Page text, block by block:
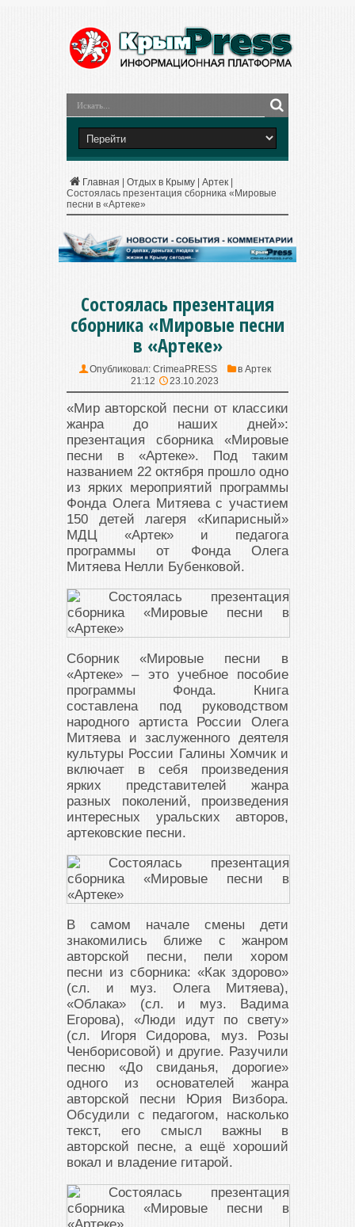
Главная Отдых в Крыму Артек
Состоялась презентация сборника «Мировые
песни в «Артеке»
Состоялась презентация
сборника «Мировые песни
в «Артеке»
Опубликовал: CrimeaPRESS в Артек
21:12
23.10.2023
«Мир авторской песни от классики
жанра до наших дней»:
презентация сборника «Мировые
песни в «Артеке». Под таким
названием 22 октября прошло одно
из ярких мероприятий программы
Фонда Олега Митяева с участием
150 детей лагеря «Кипарисный»
МДЦ «Артек» и педагога
программы от Фонда Олега
Митяева Нелли Бубенковой.
Сборник «Мировые песни в
«Артеке» – это учебное пособие
программы Фонда. Книга
составлена под руководством
народного артиста России Олега
Митяева и заслуженного деятеля
культуры России Галины Хомчик и
включает в себя произведения
ярких представителей жанра
разных поколений, произведения
интересных уральских авторов,
артековские песни.
В самом начале смены дети
знакомились ближе с жанром
авторской песни, пели хором
песни из сборника: «Как здорово»
(сл. и муз. Олега Митяева),
«Облака» (сл. и муз. Вадима
Егорова), «Люди идут по свету»
(сл. Игоря Сидорова, муз. Розы
Ченборисовой) и другие. Разучили
песню «До свиданья, дорогие»
одного из основателей жанра
авторской песни Юрия Визбора.
Обсудили с педагогом, насколько
текст, его смысл важны в
авторской песне, а ещё хороший
вокал и владение гитарой.